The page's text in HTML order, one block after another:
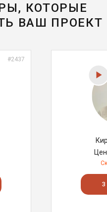
КОТОРЫЕ
ВАШ ПРОЕКТ
#2437